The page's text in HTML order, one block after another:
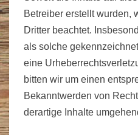
Betreiber erstellt wurden,
Dritter beachtet.
als solche
eine
bitten wir um einen
Bekanntwerden von
derartige Inhalte